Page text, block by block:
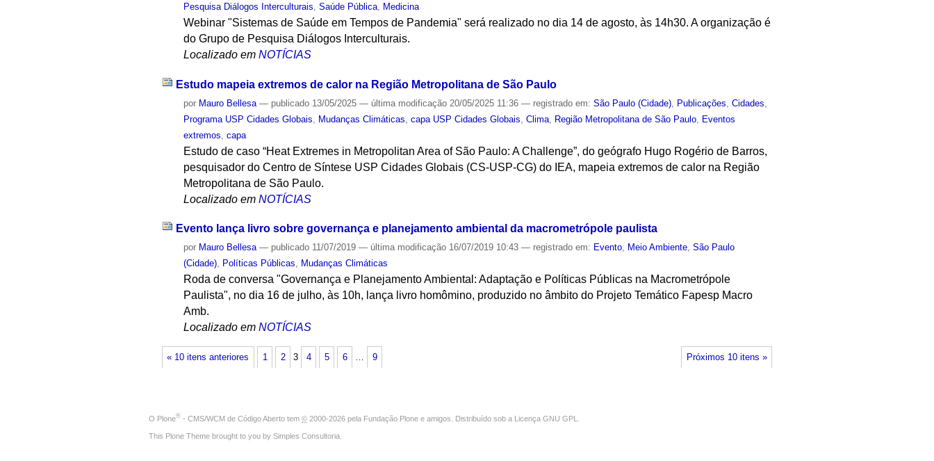
Pesquisa Diálogos Interculturais ,Saúde Pública Medicina
Webinar "Sistemas de Saúde em Tempos de Pandemia" será realizado no dia 14 de agosto, às 14h30. A organização é
do Grupo de Pesquisa Diálogos Interculturais.
Localizado em NOTÍCIAS
Estudo mapeia extremos de calor na Região Metropolitana de São Paulo
por Mauro Bellesa — publicado 13/05/2025— última modificação 20/05/2025 11:36— registrado em:São Paulo (Cidade) Publicações ,Cidades
Programa USP Cidades Globais
Mudanças Climáticas ,capa USP Cidades Globais ,Clima Região Metropolitana de São Paulo Eventos
extremos ,capa
Estudo de caso “Heat Extremes in Metropolitan Area of São Paulo: A Challenge”, do geógrafo Hugo Rogério de Barros,
pesquisador do Centro de Síntese USP Cidades Globais (CS-USP-CG) do IEA, mapeia extremos de calor na Região
Metropolitana de São Paulo.
Localizado em NOTÍCIAS
Evento lança livro sobre governança e planejamento ambiental da macrometrópole paulista
por Mauro Bellesa — publicado 11/07/2019— última modificação 16/07/2019 10:43— registrado em: Evento, Meio Ambiente,São Paulo
(Cidade), Políticas Públicas, Mudanças Climáticas
Roda de conversa "Governança e Planejamento Ambiental: Adaptação e Políticas Públicas na Macrometrópole
Paulista", no dia 16 de julho, às 10h, lança livro homômino, produzido no âmbito do Projeto Temático Fapesp Macro
Amb.
Localizado em NOTÍCIAS
« 10 itens anteriores Próximos 10 itens »
1 2 3 4 5 6 9
O Plone® - CMS/WCM de Código Aberto tem © 2000-2026 pela Fundação Plone e amigos. Distribuído sob a Licença GNU GPL
This Plone Theme brought to you by Simples Consultoria